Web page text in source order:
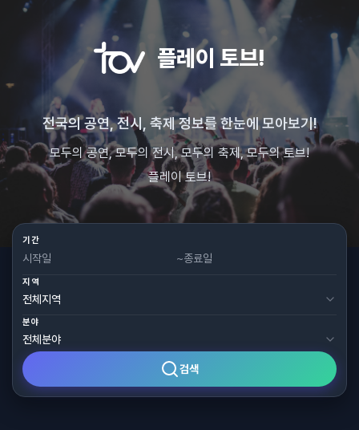
플레이 토브!
전국의 공연, 전시, 축제 정보를 한눈에 모아보기!
모두의 공연, 모두의 전시, 모두의 축제, 모두의 토브!
플레이 토브!
기간
~
지역
분야
검색